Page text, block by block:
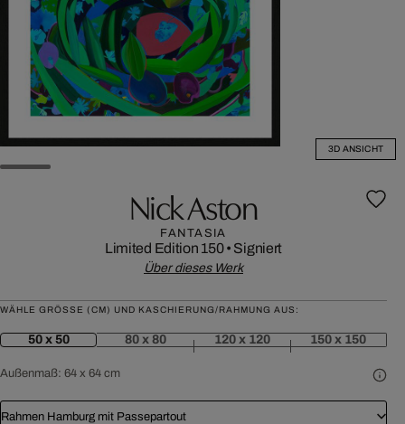
3D ANSICHT
Nick Aston
FANTASIA
Limited Edition 150• Signiert
Über dieses Werk
WÄHLE GRÖSSE (CM) UND KASCHIERUNG/RAHMUNG AUS:
50 x 50 80 x 80 120 x 120 150 x 150
Außenmaß: 64 x 64 cm
Rahmen Hamburg mit Passepartout